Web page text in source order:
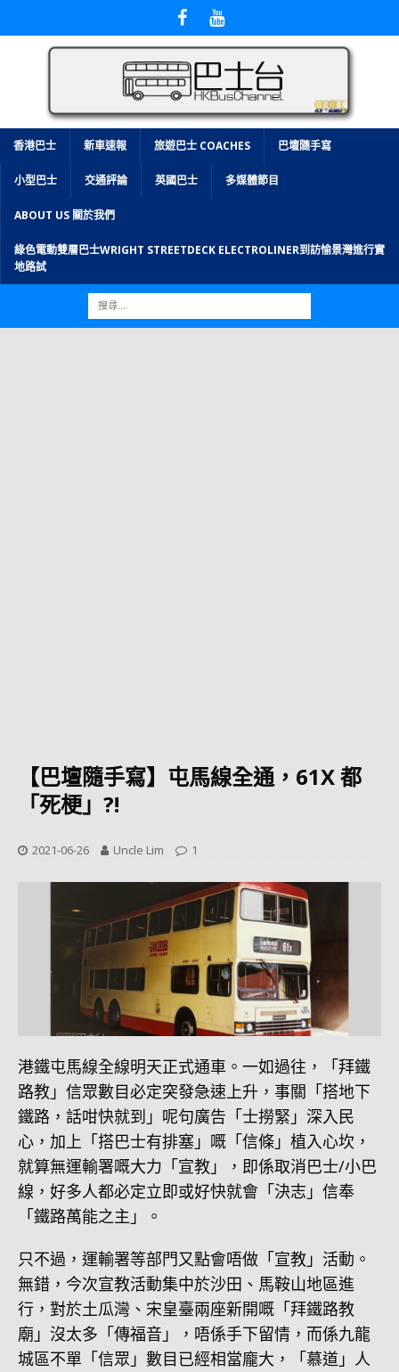
香港巴士 新車速報 旅遊巴士 COACHES 巴壇隨手寫
小型巴士 交通評論 英國巴士 多媒體節目
ABOUT US 關於我們
綠色電動雙層巴士WRIGHT STREETDECK ELECTROLINER到訪愉景灣進行實
地路試
【巴壇隨手寫】屯馬線全通，61X 都
「死梗」?!
2021-06-26 Uncle Lim 1
港鐵屯馬線全線明天正式通車。一如過往，「拜鐵
路教」信眾數目必定突發急速上升，事關「搭地下
鐵路，話咁快就到」呢句廣告「士撈緊」深入民
心，加上「搭巴士有排塞」嘅「信條」植入心坎，
就算無運輸署嘅大力「宣教」，即係取消巴士/小巴
線，好多人都必定立即或好快就會「決志」信奉
「鐵路萬能之主」。
只不過，運輸署等部門又點會唔做「宣教」活動。
無錯，今次宣教活動集中於沙田、馬鞍山地區進
行，對於土瓜灣、宋皇臺兩座新開嘅「拜鐵路教
廟」沒太多「傳福音」，唔係手下留情，而係九龍
城區不單「信眾」數目已經相當龐大，「慕道」人